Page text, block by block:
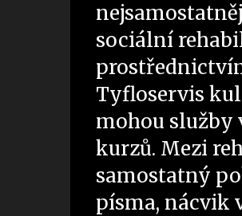
sociální
Tyfloservis
mohou služby
kurzů. Mezi
samostatný
písma, nácvik